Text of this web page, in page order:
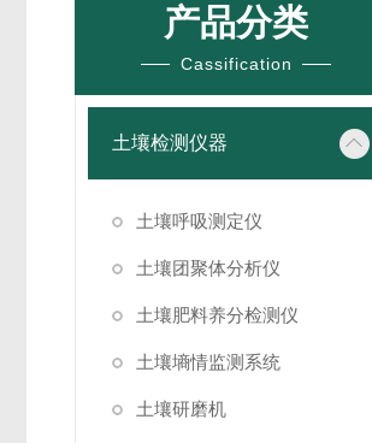
产品分类
Cassification
土壤检测仪器
土壤呼吸测定仪
土壤团聚体分析仪
土壤肥料养分检测仪
土壤墒情监测系统
土壤研磨机